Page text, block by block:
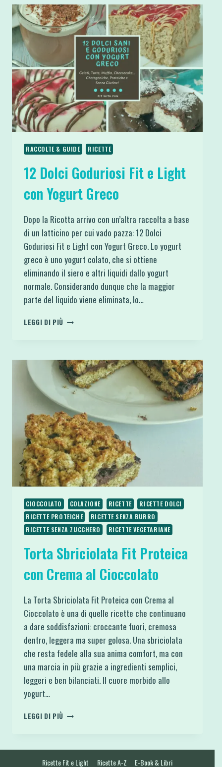
MIRTILLI
CON
PASTA
FILLO
FRIGGITRICE
AD
ARIA
RACCOLTE & GUIDE RICETTE
12 Dolci Goduriosi Fit e Light
con Yogurt Greco
Dopo la Ricotta arrivo con un’altra raccolta a base
di un latticino per cui vado pazza: 12 Dolci
Goduriosi Fit e Light con Yogurt Greco. Lo yogurt
greco è uno yogurt colato, che si ottiene
eliminando il siero e altri liquidi dallo yogurt
normale. Considerando dunque che la maggior
parte del liquido viene eliminata, lo…
LEGGI DI PIÙ
E
LIGHT
CON
YOGURT
GRECO
CIOCCOLATO COLAZIONE RICETTE
RICETTE DOLCI
RICETTE PROTEICHE
RICETTE SENZA BURRO
RICETTE SENZA ZUCCHERO
RICETTE VEGETARIANE
Torta Sbriciolata Fit Proteica
con Crema al Cioccolato
La Torta Sbriciolata Fit Proteica con Crema al
Cioccolato è una di quelle ricette che continuano
a dare soddisfazioni: croccante fuori, cremosa
dentro, leggera ma super golosa. Una sbriciolata
che resta fedele alla sua anima comfort, ma con
una marcia in più grazie a ingredienti semplici,
leggeri e ben bilanciati. Il cuore morbido allo
yogurt…
LEGGI DI PIÙ TORTA
Ricette Fit e Light Ricette A-Z E-Book & Libri